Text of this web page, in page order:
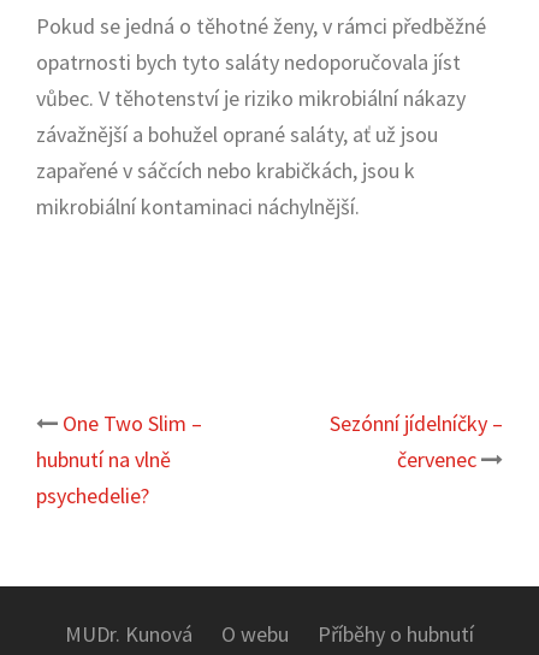
Pokud se jedná o těhotné ženy, v rámci předběžné
opatrnosti bych tyto saláty nedoporučovala jíst
vůbec. V těhotenství je riziko mikrobiální nákazy
závažnější a bohužel oprané saláty, ať už jsou
zapařené v sáčcích nebo krabičkách, jsou k
mikrobiální kontaminaci náchylnější.
Post
navigation
One Two Slim –
hubnutí na vlně
psychedelie?
Sezónní jídelníčky –
červenec
MUDr. Kunová O webu Příběhy o hubnutí